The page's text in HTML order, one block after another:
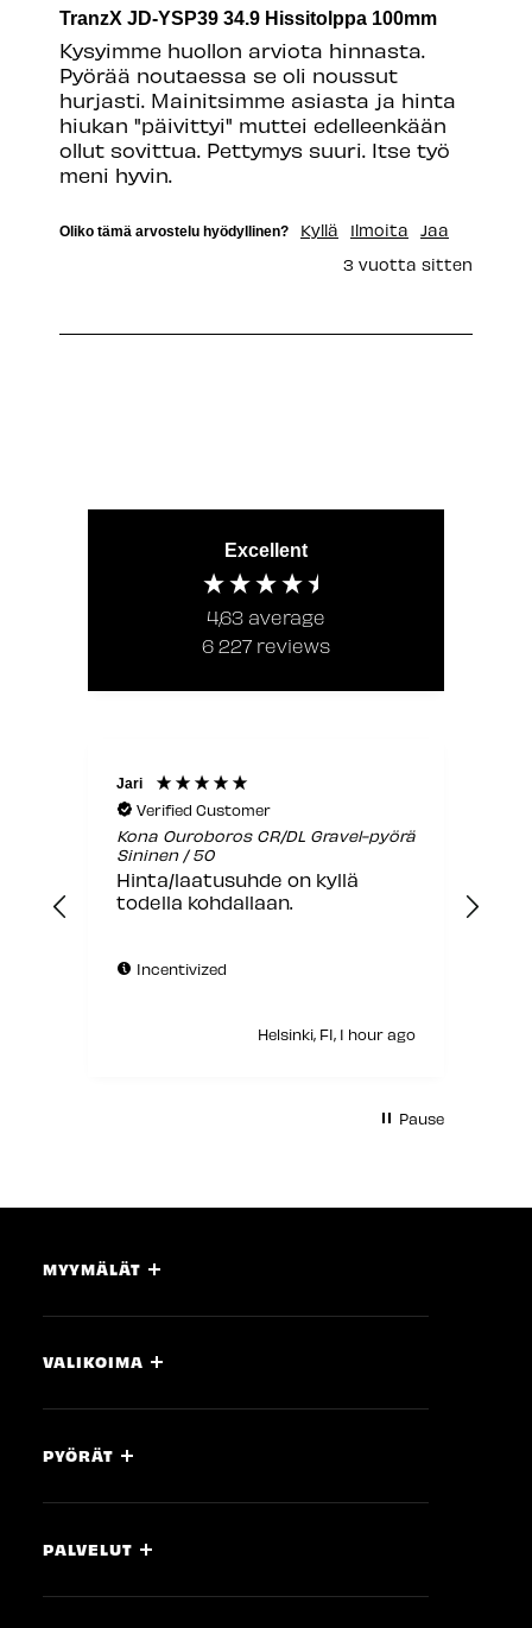
TranzX JD-YSP39 34.9 Hissitolppa 100mm
Kysyimme huollon arviota hinnasta.
Pyörää noutaessa se oli noussut
hurjasti. Mainitsimme asiasta ja hinta
hiukan "päivittyi" muttei edelleenkään
ollut sovittua. Pettymys suuri. Itse työ
meni hyvin.
Oliko tämä arvostelu hyödyllinen? Kyllä Ilmoita
Jaa
3 vuotta sitten
Excellent
4,63 average
6 227 reviews
Jari
Verified Customer
Kona Ouroboros CR/DL Gravel-pyörä
Sininen / 50
Hinta/laatusuhde on kyllä
todella kohdallaan.
Incentivized
Helsinki, FI, 1 hour ago
Pause
MYYMÄLÄT
VALIKOIMA
PYÖRÄT
PALVELUT